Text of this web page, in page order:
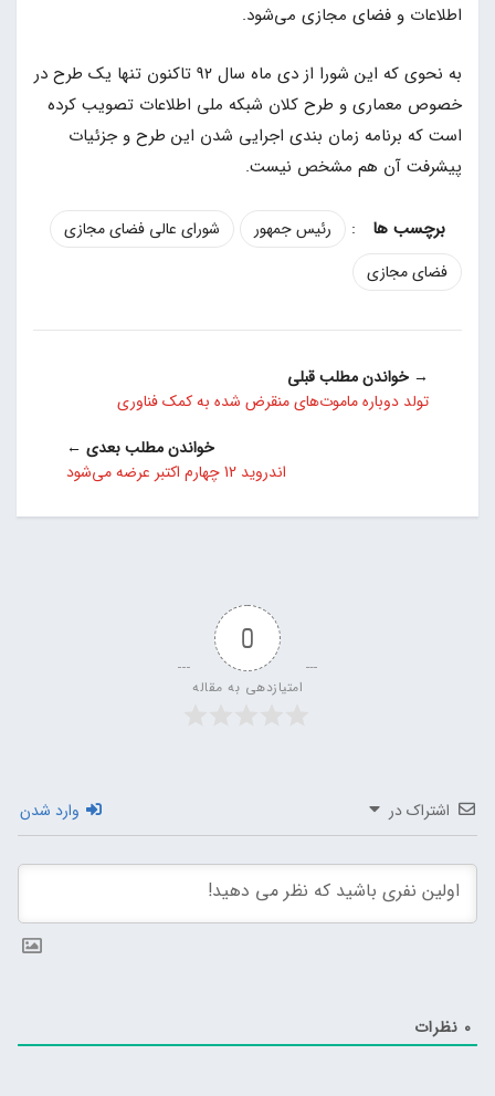
اطلاعات و فضای مجازی می‌شود.
به نحوی که این شورا از دی ماه سال ۹۲ تاکنون تنها یک طرح در
خصوص معماری و طرح کلان شبکه ملی اطلاعات تصویب کرده
است که برنامه زمان بندی اجرایی شدن این طرح و جزئیات
پیشرفت آن هم مشخص نیست.
: رئیس جمهور
شورای عالی فضای مجازی
فضای مجازی
→ خواندن مطلب قبلی
تولد دوباره ماموت‌های منقرض شده به کمک فناوری
خواندن مطلب بعدی ←
اندروید 12 چهارم اکتبر عرضه می‌شود
0
امتیازدهی به مقاله
اشتراک در وارد شدن
0 نظرات